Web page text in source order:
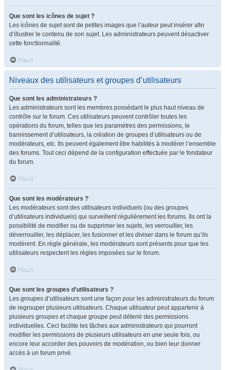
Que sont les icônes de sujet ?
Les icônes de sujet sont de petites images que l’auteur peut insérer afin
d’illustrer le contenu de son sujet. Les administrateurs peuvent désactiver
cette fonctionnalité.
Haut
Niveaux des utilisateurs et groupes d’utilisateurs
Que sont les administrateurs ?
Les administrateurs sont les membres possédant le plus haut niveau de
contrôle sur le forum. Ces utilisateurs peuvent contrôler toutes les
opérations du forum, telles que les paramètres des permissions, le
bannissement d’utilisateurs, la création de groupes d’utilisateurs ou de
modérateurs, etc. Ils peuvent également être habilités à modérer l’ensemble
des forums. Tout ceci dépend de la configuration effectuée par le fondateur
du forum.
Haut
Que sont les modérateurs ?
Les modérateurs sont des utilisateurs individuels (ou des groupes
d’utilisateurs individuels) qui surveillent régulièrement les forums. Ils ont la
possibilité de modifier ou de supprimer les sujets, les verrouiller, les
déverrouiller, les déplacer, les fusionner et les diviser dans le forum qu’ils
modèrent. En règle générale, les modérateurs sont présents pour que les
utilisateurs respectent les règles imposées sur le forum.
Haut
Que sont les groupes d’utilisateurs ?
Les groupes d’utilisateurs sont une façon pour les administrateurs du forum
de regrouper plusieurs utilisateurs. Chaque utilisateur peut appartenir à
plusieurs groupes et chaque groupe peut détenir des permissions
individuelles. Ceci facilite les tâches aux administrateurs qui pourront
modifier les permissions de plusieurs utilisateurs en une seule fois, ou
encore leur accorder des pouvoirs de modération, ou bien leur donner
accès à un forum privé.